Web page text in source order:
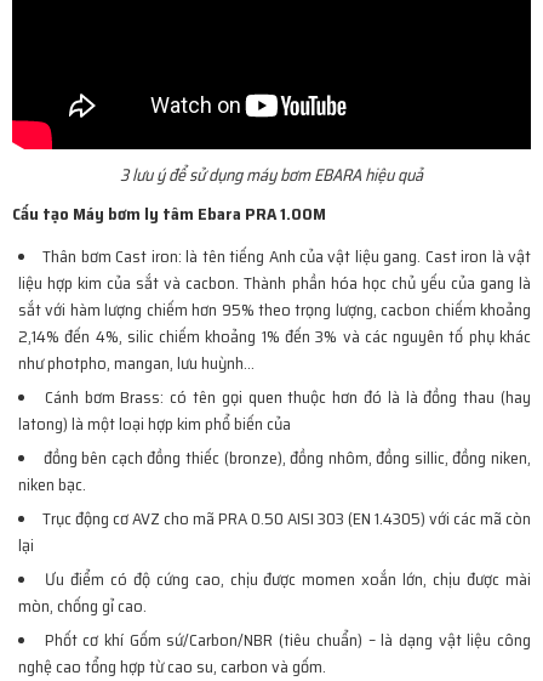
3 lưu ý để sử dụng máy bơm EBARA hiệu quả
Cấu tạo Máy bơm ly tâm Ebara PRA 1.00M
Thân bơm Cast iron: là tên tiếng Anh của vật liệu gang. Cast iron là vật
liệu hợp kim của sắt và cacbon. Thành phần hóa học chủ yếu của gang là
sắt với hàm lượng chiếm hơn 95% theo trọng lượng, cacbon chiếm khoảng
2,14% đến 4%, silic chiếm khoảng 1% đến 3% và các nguyên tố phụ khác
như photpho, mangan, lưu huỳnh…
Cánh bơm Brass: có tên gọi quen thuộc hơn đó là là đồng thau (hay
latong) là một loại hợp kim phổ biến của
đồng bên cạch đồng thiếc (bronze), đồng nhôm, đồng sillic, đồng niken,
niken bạc.
Trục động cơ AVZ cho mã PRA 0.50 AISI 303 (EN 1.4305) với các mã còn
lại
Ưu điểm có độ cứng cao, chịu được momen xoắn lớn, chịu được mài
mòn, chống gỉ cao.
Phốt cơ khí Gốm sứ/Carbon/NBR (tiêu chuẩn) – là dạng vật liệu công
nghệ cao tổng hợp từ cao su, carbon và gốm.